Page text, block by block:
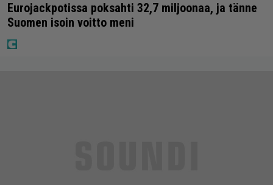
Eurojackpotissa poksahti 32,7 miljoonaa, ja tänne
Suomen isoin voitto meni